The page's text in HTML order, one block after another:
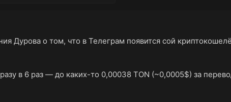
Дурова о том, что в Телеграм появится сой
в 6 раз — до каких-то 0,00038 TON (~0,0005$) за